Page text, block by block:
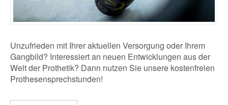
Unzufrieden mit Ihrer aktuellen Versorgung oder Ihrem
Gangbild? Interessiert an neuen Entwicklungen aus der
Welt der Prothetik? Dann nutzen Sie unsere kostenfreien
Prothesensprechstunden!